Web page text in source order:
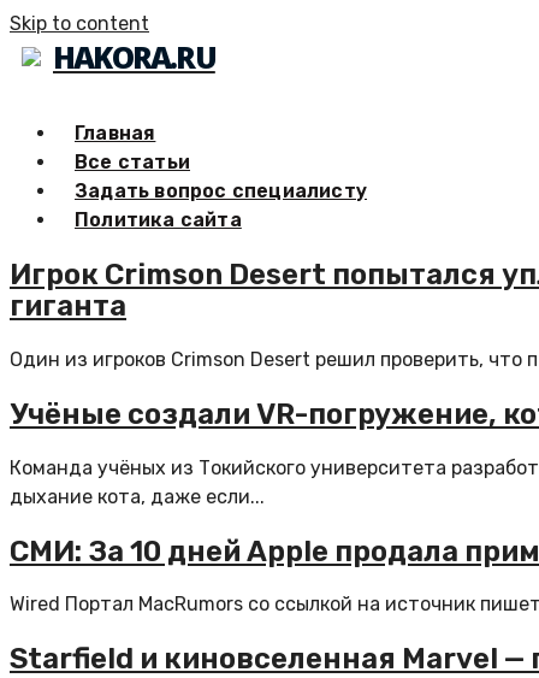
Skip to content
HAKORA.RU
Главная
Все статьи
Задать вопрос специалисту
Политика сайта
Игрок Crimson Desert попытался
гиганта
Один из игроков Crimson Desert решил проверить, что
Учёные создали VR-погружение,
Команда учёных из Токийского университета
дыхание кота, даже если...
СМИ: За 10 дней Apple продала
Wired Портал MacRumors со ссылкой на источник
Starfield и киновселенная Marvel —